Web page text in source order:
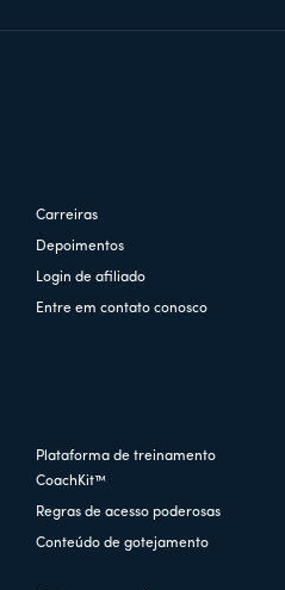
Carreiras
Depoimentos
Login de afiliado
Entre em contato conosco
Plataforma de treinamento
CoachKit™
Regras de acesso poderosas
Conteúdo de gotejamento